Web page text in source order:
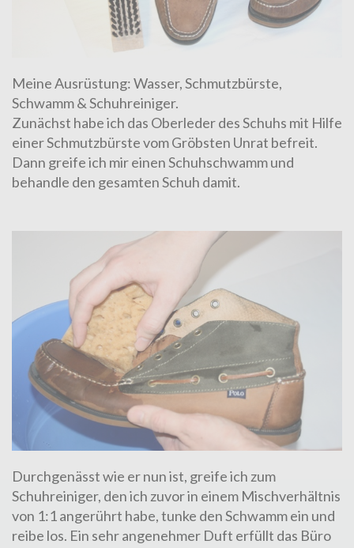
Meine Ausrüstung: Wasser, Schmutzbürste,
Schwamm & Schuhreiniger.
Zunächst habe ich das Oberleder des Schuhs mit Hilfe
einerSchmutzbürstevom Gröbsten Unrat befreit.
Dann greife ich mir einenSchuhschwammund
behandle den gesamten Schuh damit.
Durchgenässt wie er nun ist, greife ich zum
Schuhreiniger, den ich zuvor in einem Mischverhältnis
von 1:1 angerührt habe, tunke den Schwamm ein und
reibe los. Ein sehr angenehmer Duft erfüllt das Büro